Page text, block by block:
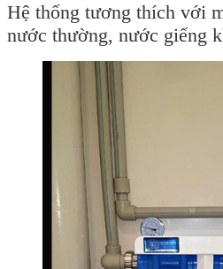
Hệ thống tương thích với
nước thường, nước giếng